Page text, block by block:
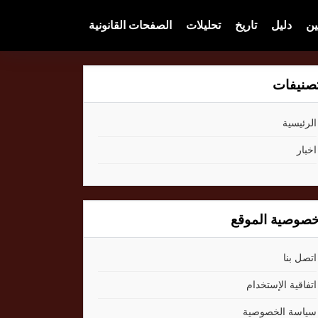
دليل تاريخ تحليلات الصفحات القانونية
الرئيسية
اخبار
الموقع
اتصل بنا
اتفاقية الإستخدام
سياسة الخصوصية